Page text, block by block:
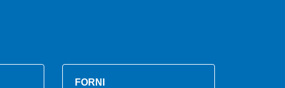
FORNI